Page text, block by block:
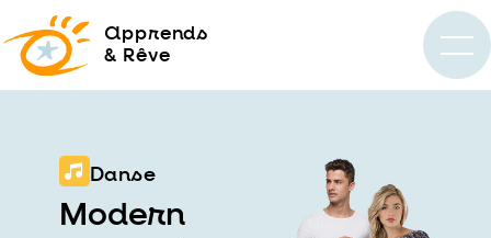
apprends
& Rêve
Danse
Modern